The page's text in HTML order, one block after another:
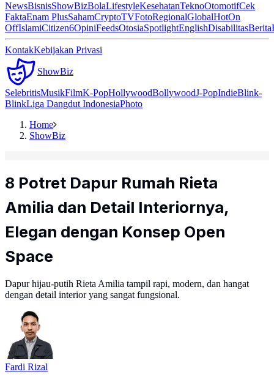
NewsBisnisShowBizBolaLifestyleKesehatanTeknoOtomotifCek
FaktaEnam PlusSahamCryptoTVFotoRegionalGlobalHotOn
OffIslamiCitizen6OpiniFeedsOtosiaSpotlightEnglishDisabilitasBerita
KontakKebijakan Privasi
ShowBiz
SelebritisMusikFilmK-PopHollywoodBollywoodJ-PopIndieBlink-
BlinkLiga Dangdut IndonesiaPhoto
Home
ShowBiz
8 Potret Dapur Rumah Rieta
Amilia dan Detail Interiornya,
Elegan dengan Konsep Open
Space
Dapur hijau-putih Rieta Amilia tampil rapi, modern, dan hangat
dengan detail interior yang sangat fungsional.
Fardi Rizal